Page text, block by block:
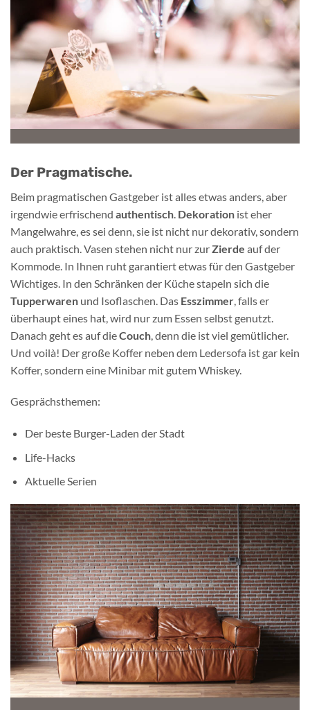
Der Pragmatische.
Beim pragmatischen Gastgeber ist alles etwas anders, aber
irgendwie erfrischend authentisch Dekoration ist eher
Mangelwahre, es sei denn, sie ist nicht nur dekorativ, sondern
auch praktisch. Vasen stehen nicht nur zur Zierde auf der
Kommode. In Ihnen ruht garantiert etwas für den Gastgeber
Wichtiges. In den Schränken der Küche stapeln sich die
Tupperwaren und Isoflaschen. Das Esszimmer , falls er
überhaupt eines hat, wird nur zum Essen selbst genutzt.
Danach geht es auf dieCouch , denn die ist viel gemütlicher.
Und voilà! Der große Koffer neben dem Ledersofa ist gar kein
Koffer, sondern eine Minibar mit gutem Whiskey.
Gesprächsthemen:
Der beste Burger-Laden der Stadt
Life-Hacks
Aktuelle Serien